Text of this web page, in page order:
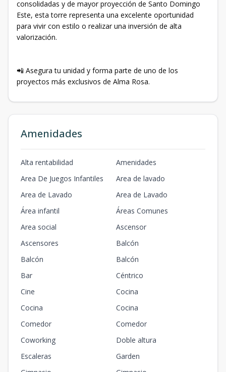
consolidadas y de mayor proyección de Santo Domingo
Este, esta torre representa una excelente oportunidad
para vivir con estilo o realizar una inversión de alta
valorización.
📲 Asegura tu unidad y forma parte de uno de los
proyectos más exclusivos de Alma Rosa.
Amenidades
Alta rentabilidad
Amenidades
Area De Juegos Infantiles
Area de lavado
Area de Lavado
Area de Lavado
Área infantil
Áreas Comunes
Area social
Ascensor
Ascensores
Balcón
Balcón
Balcón
Bar
Céntrico
Cine
Cocina
Cocina
Cocina
Comedor
Comedor
Coworking
Doble altura
Escaleras
Garden